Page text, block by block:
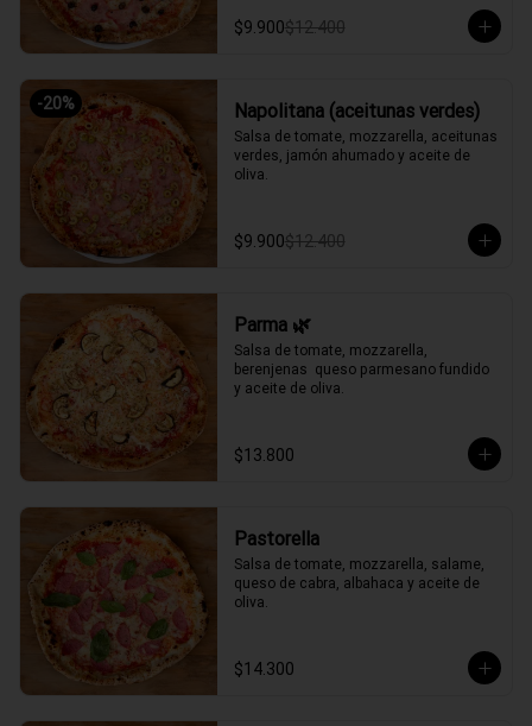
$9.900$12.400
-20% Napolitana (aceitunas verdes)
Salsa de tomate, mozzarella, aceitunas
verdes, jamón ahumado y aceite de
oliva.
$9.900$12.400
Parma 🌿
Salsa de tomate, mozzarella,
berenjenas  queso parmesano fundido
y aceite de oliva.
$13.800
Pastorella
Salsa de tomate, mozzarella, salame,
queso de cabra, albahaca y aceite de
oliva.
$14.300